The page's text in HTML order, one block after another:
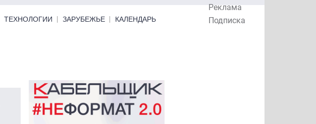
Реклама
Подписка
ТЕХНОЛОГИИ ЗАРУБЕЖЬЕ КАЛЕНДАРЬ